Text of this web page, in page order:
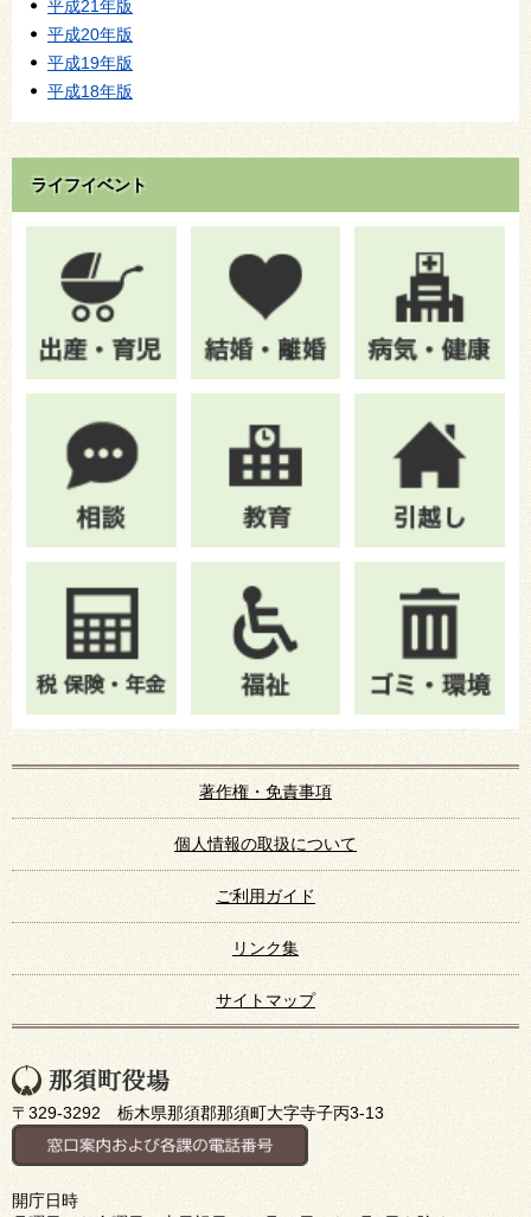
平成21年版
平成20年版
平成19年版
平成18年版
ライフイベント
著作権・免責事項
個人情報の取扱について
ご利用ガイド
リンク集
サイトマップ
〒329-3292 栃木県那須郡那須町大字寺子丙3-13
開庁日時